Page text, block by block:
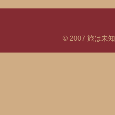
© 2007 旅は未